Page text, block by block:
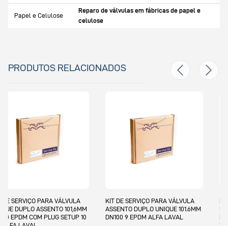
Papel e Celulose
Reparo de válvulas em fábricas de papel e
celulose
PRODUTOS RELACIONADOS
KIT DE SERVIÇO PARA VÁLVULA
ASSENTO DUPLO UNIQUE 101.6MM
DN100 9 EPDM ALFA LAVAL
KIT DE SERVIÇO PARA VÁLVULA
UNIQUE DUPLO ASSENTO 51MM
DN50 EPDM PLUG SET-UP 10 AND